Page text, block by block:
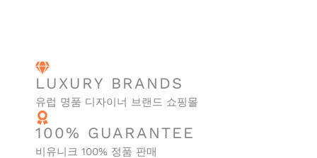
LUXURY BRANDS
유럽 명품 디자이너 브랜드 쇼핑몰